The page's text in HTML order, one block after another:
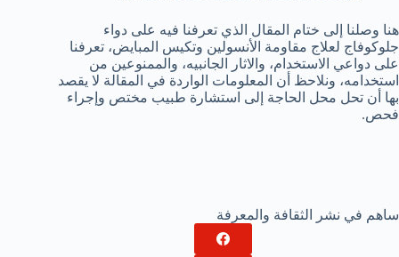
هنا وصلنا إلى ختام المقال الذي تعرفنا فيه على دواء
جلوكوفاج لعلاج مقاومة الأنسولين وتكيس المبايض، تعرفنا
على دواعي الاستخدام، والاثار الجانبيه، والممنوعين من
استخدامه، ونلاحظ أن المعلومات الواردة في المقالة لا يقصد
بها أن تحل محل الحاجة إلى استشارة طبيب مختص وإجراء
فحص.
ساهم في نشر الثقافة والمعرفة